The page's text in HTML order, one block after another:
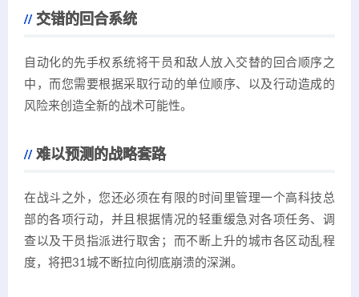
交错的回合系统
自动化的先手权系统将干员和敌人放入交替的回合顺序之
中，而您需要根据采取行动的单位顺序、以及行动造成的
风险来创造全新的战术可能性。
难以预测的战略套路
在战斗之外，您还必须在有限的时间里管理一个高科技总
部的各项行动，并且根据情况的轻重缓急对各项任务、调
查以及干员指派进行取舍；而不断上升的城市各区动乱程
度，将把31城不断拉向彻底崩溃的深渊。